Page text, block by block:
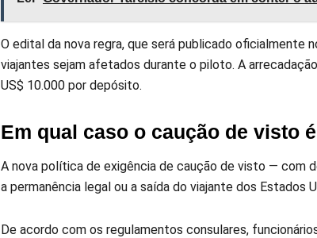
O edital da nova regra, que será publicado oficialmente
viajantes sejam afetados durante o piloto. A
US$ 10.000 por depósito.
Em qual caso o caução de visto
A nova política de exigência de caução de visto — com
a permanência legal ou a saída do viajante dos
De acordo com os regulamentos consulares,